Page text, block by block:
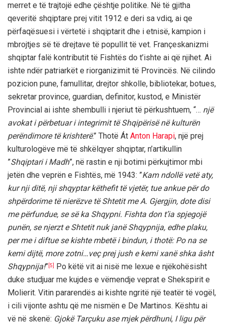
merret e të trajtojë edhe çështje politike. Në të gjitha
qeveritë shqiptare prej vitit 1912 e deri sa vdiq, ai qe
përfaqësuesi i vërtetë i shqiptarit dhe i etnisë, kampion i
mbrojtjes së të drejtave të popullit të vet. Françeskanizmi
shqiptar falë kontributit të Fishtës do t’ishte ai që njihet. Ai
ishte ndër patriarkët e riorganizimit të Provincës. Në cilindo
pozicion pune, famullitar, drejtor shkolle, bibliotekar, botues,
sekretar province, guardian, definitor, kustod, e Ministër
Provincial ai ishte shembulli i njeriut të përkushtuem, “… një
avokat i përbetuar i integrimit të Shqipërisë në kulturën
perëndimore të krishterë.” Thotë Át Anton Harapi, një prej
kulturologëve më të shkëlqyer shqiptar, n’artikullin
”Shqiptari i Madh”, në rastin e nji botimi përkujtimor mbi
jetën dhe veprën e Fishtës, më 1943: ”Kam ndollë vetë aty,
kur nji ditë, nji shqyptar këthefit të vjetër, tue ankue për do
shpërdorime të nierëzve të Shtetit me A. Gjergjin, dote disi
me përfundue, se së ka Shqypni. Fishta don t’ia spjegojë
punën, se njerzt e Shtetit nuk janë Shqypnija, edhe plaku,
per me i diftue se kishte mbetë i bindun, i thotë: Po na se
kemi dijtë, more zotni…veç prej jush e kemi xanë shka âsht
Shqypnija!” [5]
Po këtë vit ai nisë me lexue e njëkohësisht
duke studjuar me kujdes e vëmendje veprat e Shekspirit e
Molierit. Vitin pararendës ai kishte ngritë një teatër të vogël,
i cili vijonte ashtu që me nismën e De Martinos. Kështu ai
vë në skenë: Gjokë Tarçuku ase mjek përdhuni, I ligu për